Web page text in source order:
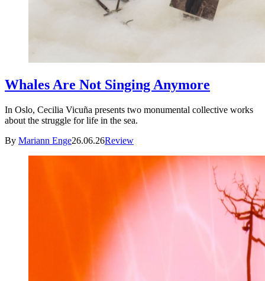
Whales Are Not Singing Anymore
In Oslo, Cecilia Vicuña presents two monumental collective works
about the struggle for life in the sea.
By Mariann Enge26.06.26Review